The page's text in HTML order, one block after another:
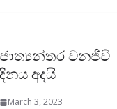
ජාත්‍යන්තර වනජීවි
දිනය අදයි
March 3, 2023